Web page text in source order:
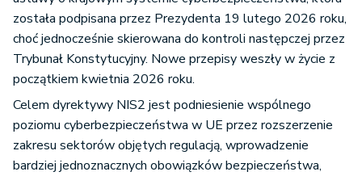
została podpisana przez Prezydenta 19 lutego 2026 roku,
choć jednocześnie skierowana do kontroli następczej przez
Trybunał Konstytucyjny. Nowe przepisy weszły w życie z
początkiem kwietnia 2026 roku.
Celem dyrektywy NIS2 jest podniesienie wspólnego
poziomu cyberbezpieczeństwa w UE przez rozszerzenie
zakresu sektorów objętych regulacją, wprowadzenie
bardziej jednoznacznych obowiązków bezpieczeństwa,